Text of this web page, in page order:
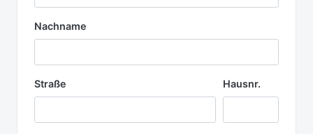
Nachname
Straße Hausnr.